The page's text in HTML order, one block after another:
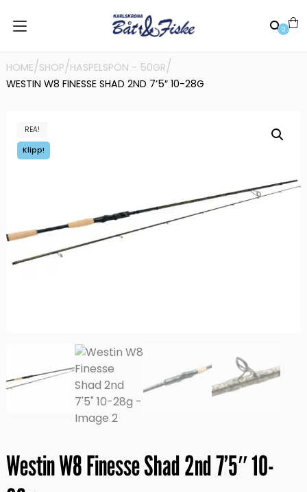
0
HOME/SHOP/HASPELSPÖN - 50GR/
WESTIN W8 FINESSE SHAD 2ND 7’5″ 10-28G
REA!
Westin W8 Finesse Shad 2nd 7’5″ 10-
Klipp!